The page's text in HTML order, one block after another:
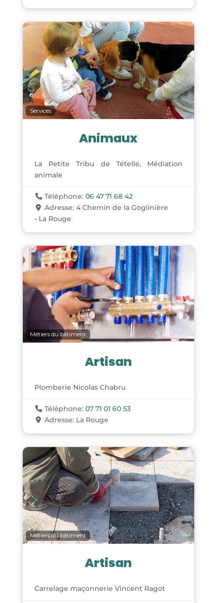
Services
Animaux
La Petite Tribu de Tételle, Médiation
animale
Téléphone:06 47 71 68 42
Adresse:4 Chemin de la Goglinière
- La Rouge
Métiers du bâtiment
Artisan
Plomberie Nicolas Chabru
Téléphone:07 71 01 60 53
Adresse: La Rouge
Métiers du bâtiment
Artisan
Carrelage maçonnerie Vincent Ragot